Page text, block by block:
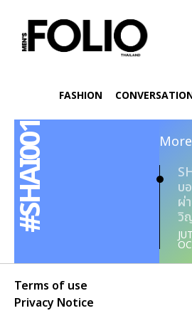
FASHION
#SHAI001 บ
ผ่
วิ
Terms of use
Privacy Notice